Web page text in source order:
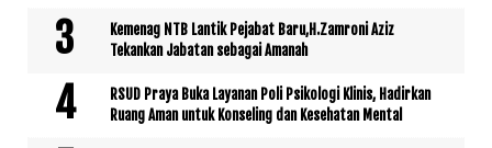
Kemenag NTB Lantik Pejabat Baru,H.Zamroni Aziz
Tekankan Jabatan sebagai Amanah
RSUD Praya Buka Layanan Poli Psikologi Klinis, Hadirkan
Ruang Aman untuk Konseling dan Kesehatan Mental